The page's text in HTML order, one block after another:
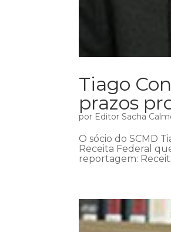
Tiago
prazos
por Editor Sacha
O sócio do SCMD
Receita Federal
reportagem: